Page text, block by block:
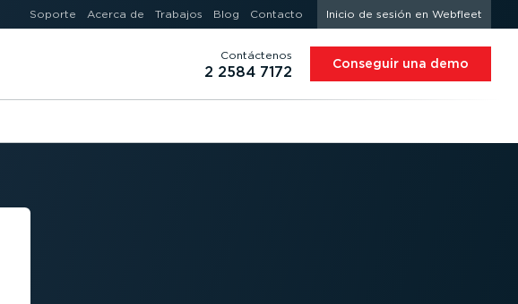
Soporte Acerca de Trabajos Blog Contacto Inicio de sesión en Webfleet
Contáctenos
2 2584 7172 Conseguir una demo